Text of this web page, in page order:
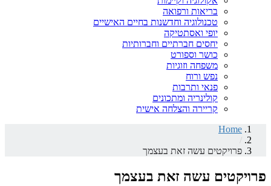
בריאות ורפואה
טכנולוגיה וחדשנות בחיים האישיים
יופי ואסתטיקה
יחסים חברתיים וחברותיות
כושר וספורט
משפחה וזוגיות
נפש ורוח
פנאי ותרבות
קולינריה ומתכונים
קריירה והצלחה אישית
Home
/
פרויקטים עשה זאת בעצמך
פרויקטים עשה זאת בעצמך